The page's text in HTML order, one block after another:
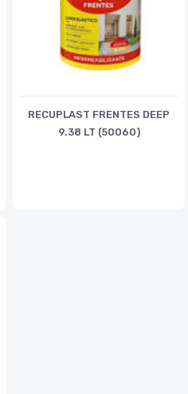
RECUPLAST FRENTES DEEP
9.38 LT (50060)